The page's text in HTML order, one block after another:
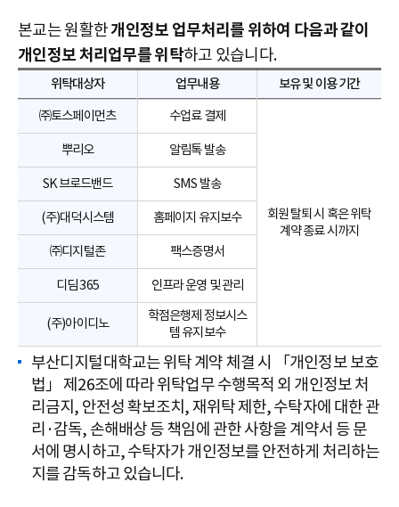
본교는 원활한개인정보 업무처리를 위하여 다음과 같이
개인정보 처리업무를 위탁하고 있습니다.
위탁대상자 업무내용
보유 및 이용 기간
㈜토스페이먼츠
수업료 결제
회원 탈퇴 시 혹은 위탁
계약 종료 시까지
뿌리오 알림톡 발송
SK 브로드밴드 SMS 발송
(주)대덕시스템 홈페이지 유지보수
㈜디지털존 팩스증명서
디딤 365 인프라 운영 및 관리
(주)아이디노
학점은행제 정보시스
템 유지보수
부산디지털대학교는 위탁 계약 체결 시 「개인정보 보호
법」 제26조에 따라 위탁업무 수행목적 외 개인정보 처
리금지, 안전성 확보조치, 재위탁 제한, 수탁자에 대한 관
리·감독, 손해배상 등 책임에 관한 사항을 계약서 등 문
서에 명시하고, 수탁자가 개인정보를 안전하게 처리하는
지를 감독하고 있습니다.